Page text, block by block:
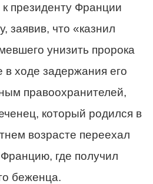
президенту Франции
заявив, что «казнил
унизить пророка
ходе задержания его
правоохранителей,
который родился в
возрасте переехал
где получил
беженца.